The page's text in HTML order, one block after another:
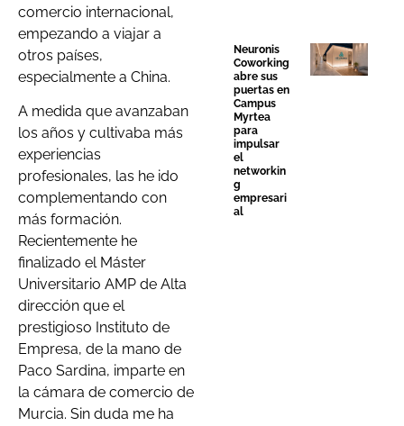
comercio internacional,
empezando a viajar a
otros países,
especialmente a China.
A medida que avanzaban
los años y cultivaba más
experiencias
profesionales, las he ido
complementando con
más formación.
Recientemente he
finalizado el Máster
Universitario AMP de Alta
dirección que el
prestigioso Instituto de
Empresa, de la mano de
Paco Sardina, imparte en
la cámara de comercio de
Murcia. Sin duda me ha
Neuronis
Coworking
abre sus
puertas en
Campus
Myrtea
para
impulsar
el
networkin
g
empresari
al